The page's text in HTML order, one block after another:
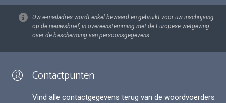
Uw e-mailadres wordt enkel bewaard en gebruikt voor uw inschrijving
op de nieuwsbrief, in overeenstemming met de Europese wetgeving
over de bescherming van persoonsgegevens.
Contactpunten
Vind alle contactgegevens terug van de woordvoerders